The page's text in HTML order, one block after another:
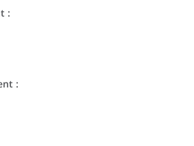
:
: